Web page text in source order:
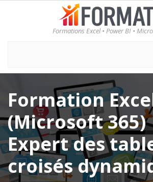
Formations Excel • Power BI •
Formation
(Microsoft 365)
Expert des
croisés